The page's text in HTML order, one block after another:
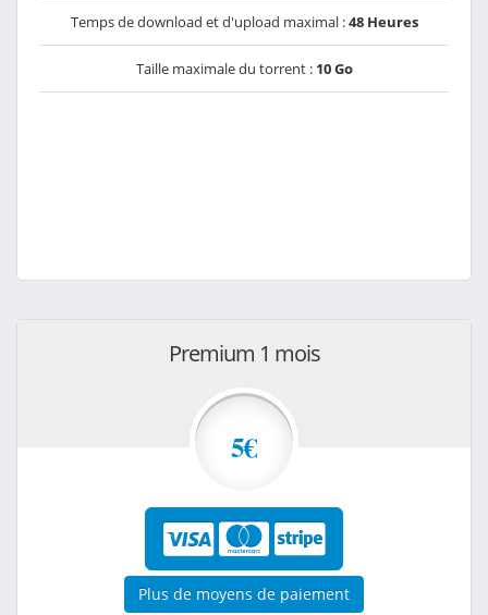
Temps de download et d'upload maximal :48 Heures
Taille maximale du torrent : 10 Go
Premium 1 mois
5€
Plus de moyens de paiement